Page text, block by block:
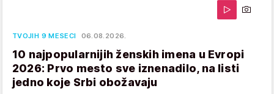
TVOJIH 9 MESECI 06.08.2026.
10 najpopularnijih ženskih imena u Evropi
2026: Prvo mesto sve iznenadilo, na listi
jedno koje Srbi obožavaju